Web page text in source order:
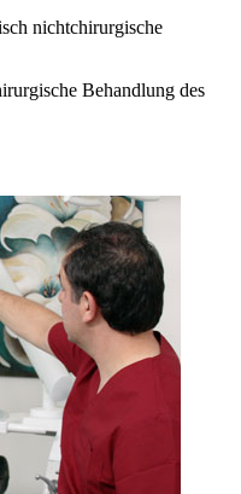
nichtchirurgische
Behandlung des